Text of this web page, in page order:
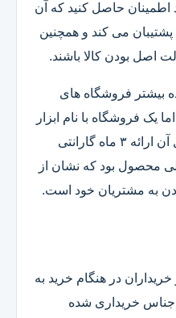
حاصل کنید که آن
می کند و همچنین
اصل بودن کالا باشند.
بیشتر فروشگاه های
یک فروشگاه با نام ابزار
فروشی توجه را جلب کرد و دلیل آن ارائه ۳ ماه گارانتی
محصول بود که نشان از
به مشتریان خود است.
در هنگام خرید به
اجناس خریداری شده